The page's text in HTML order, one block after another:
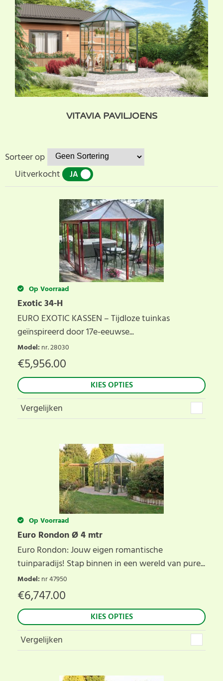
VITAVIA PAVILJOENS
Sorteer op
Uitverkocht
JA
Op Voorraad
Exotic 34-H
EURO EXOTIC KASSEN – Tijdloze tuinkas
geïnspireerd door 17e-eeuwse...
Model: nr. 28030
€5,956.00
KIES OPTIES
Vergelijken
Op Voorraad
Euro Rondon Ø 4 mtr
Euro Rondon: Jouw eigen romantische
tuinparadijs! Stap binnen in een wereld van pure...
Model: nr 47950
€6,747.00
KIES OPTIES
Vergelijken